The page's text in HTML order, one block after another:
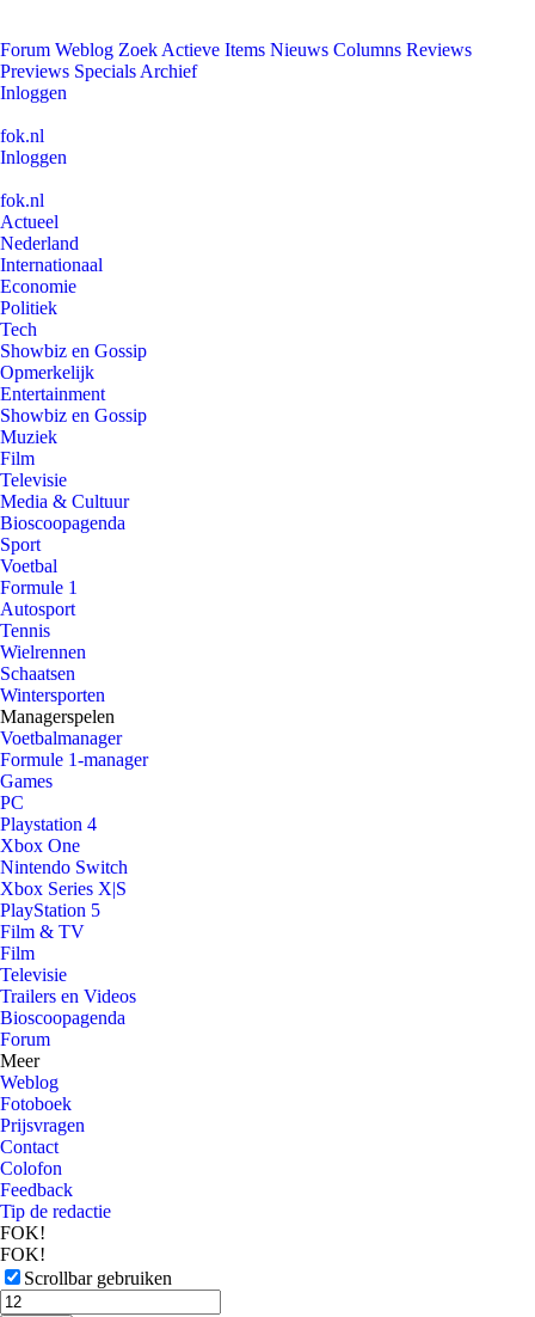
Forum Weblog Zoek Actieve Items Nieuws Columns Reviews
Previews Specials Archief
Inloggen
fok.nl
Inloggen
fok.nl
Actueel
Nederland
Internationaal
Economie
Politiek
Tech
Showbiz en Gossip
Opmerkelijk
Entertainment
Showbiz en Gossip
Muziek
Film
Televisie
Media & Cultuur
Bioscoopagenda
Sport
Voetbal
Formule 1
Autosport
Tennis
Wielrennen
Schaatsen
Wintersporten
Managerspelen
Voetbalmanager
Formule 1-manager
Games
PC
Playstation 4
Xbox One
Nintendo Switch
Xbox Series X|S
PlayStation 5
Film & TV
Film
Televisie
Trailers en Videos
Bioscoopagenda
Forum
Meer
Weblog
Fotoboek
Prijsvragen
Contact
Colofon
Feedback
Tip de redactie
FOK!
FOK!
Scrollbar gebruiken